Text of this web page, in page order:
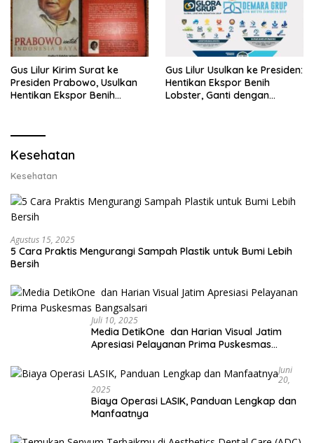
Gus Lilur Kirim Surat ke
Presiden Prabowo, Usulkan
Hentikan Ekspor Benih
Gus Lilur Usulkan ke Presiden:
Hentikan Ekspor Benih
Lobster, Ganti dengan
Kesehatan
Kesehatan
Agustus 15, 2025
5 Cara Praktis Mengurangi Sampah Plastik untuk Bumi Lebih
Bersih
Juli 10, 2025
Media DetikOne dan Harian Visual Jatim
Apresiasi Pelayanan Prima Puskesmas
Juni
20,
2025
Biaya Operasi LASIK, Panduan Lengkap dan
Manfaatnya